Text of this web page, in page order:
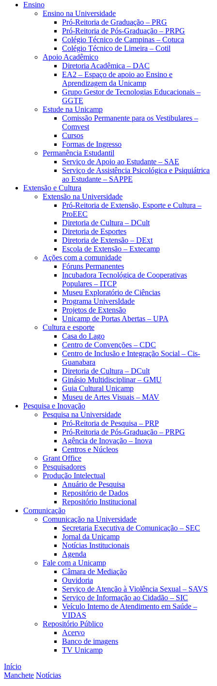
Ensino
Ensino na Universidade
Pró-Reitoria de Graduação – PRG
Pró-Reitoria de Pós-Graduação – PRPG
Colégio Técnico de Campinas – Cotuca
Colégio Técnico de Limeira – Cotil
Apoio Acadêmico
Diretoria Acadêmica – DAC
EA2 – Espaço de apoio ao Ensino e
Aprendizagem da Unicamp
Grupo Gestor de Tecnologias Educacionais –
GGTE
Estude na Unicamp
Comissão Permanente para os Vestibulares –
Comvest
Cursos
Formas de Ingresso
Permanência Estudantil
Serviço de Apoio ao Estudante – SAE
Serviço de Assistência Psicológica e Psiquiátrica
ao Estudante – SAPPE
Extensão e Cultura
Extensão na Universidade
Pró-Reitoria de Extensão, Esporte e Cultura –
ProEEC
Diretoria de Cultura – DCult
Diretoria de Esportes
Diretoria de Extensão – DExt
Escola de Extensão – Extecamp
Ações com a comunidade
Fóruns Permanentes
Incubadora Tecnológica de Cooperativas
Populares – ITCP
Museu Exploratório de Ciências
Programa UniversIdade
Projetos de Extensão
Unicamp de Portas Abertas – UPA
Cultura e esporte
Casa do Lago
Centro de Convenções – CDC
Centro de Inclusão e Integração Social – Cis-
Guanabara
Diretoria de Cultura – DCult
Ginásio Multidisciplinar – GMU
Guia Cultural Unicamp
Museu de Artes Visuais – MAV
Pesquisa e Inovação
Pesquisa na Universidade
Pró-Reitoria de Pesquisa – PRP
Pró-Reitoria de Pós-Graduação – PRPG
Agência de Inovação – Inova
Centros e Núcleos
Grant Office
Pesquisadores
Produção Intelectual
Anuário de Pesquisa
Repositório de Dados
Repositório Institucional
Comunicação
Comunicação na Universidade
Secretaria Executiva de Comunicação – SEC
Jornal da Unicamp
Notícias Institucionais
Agenda
Fale com a Unicamp
Câmara de Mediação
Ouvidoria
Serviço de Atenção à Violência Sexual – SAVS
Serviço de Informação ao Cidadão – SIC
Veículo Interno de Atendimento em Saúde –
VIDAS
Repositório Público
Acervo
Banco de imagens
TV Unicamp
Início
Manchete Notícias